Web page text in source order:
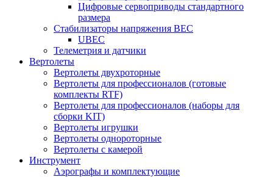
Цифровые сервоприводы стандартного
размера
Стабилизаторы напряжения BEC
UBEC
Телеметрия и датчики
Вертолеты
Вертолеты двухроторные
Вертолеты для профессионалов (готовые
комплекты RTF)
Вертолеты для профессионалов (наборы для
сборки KIT)
Вертолеты игрушки
Вертолеты однороторные
Вертолеты с камерой
Инструмент
Аэрографы и комплектующие